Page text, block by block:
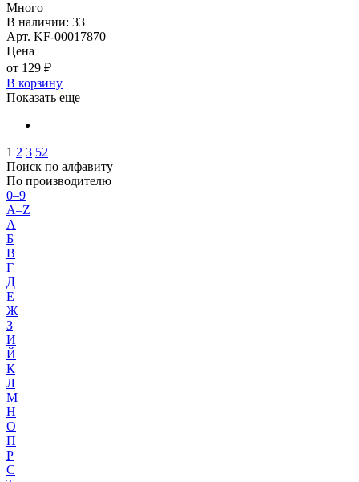
Много
В наличии: 33
Арт. KF-00017870
Цена
от 129 ₽
В корзину
Показать еще
1 2 3 52
Поиск по алфавиту
По производителю
0–9
A–Z
А
Б
В
Г
Д
Е
Ж
З
И
Й
К
Л
М
Н
О
П
Р
С